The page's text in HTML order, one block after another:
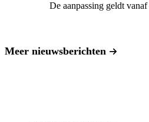
De aanpassing geldt vanaf
Meer nieuwsberichten